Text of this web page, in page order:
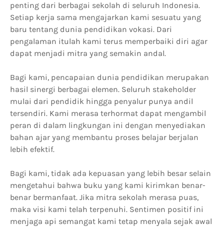
penting dari berbagai sekolah di seluruh Indonesia.
Setiap kerja sama mengajarkan kami sesuatu yang
baru tentang dunia pendidikan vokasi. Dari
pengalaman itulah kami terus memperbaiki diri agar
dapat menjadi mitra yang semakin andal.
Bagi kami, pencapaian dunia pendidikan merupakan
hasil sinergi berbagai elemen. Seluruh stakeholder
mulai dari pendidik hingga penyalur punya andil
tersendiri. Kami merasa terhormat dapat mengambil
peran di dalam lingkungan ini dengan menyediakan
bahan ajar yang membantu proses belajar berjalan
lebih efektif.
Bagi kami, tidak ada kepuasan yang lebih besar selain
mengetahui bahwa buku yang kami kirimkan benar-
benar bermanfaat. Jika mitra sekolah merasa puas,
maka visi kami telah terpenuhi. Sentimen positif ini
menjaga api semangat kami tetap menyala sejak awal